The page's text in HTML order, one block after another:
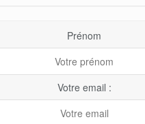
Prénom
Votre email :